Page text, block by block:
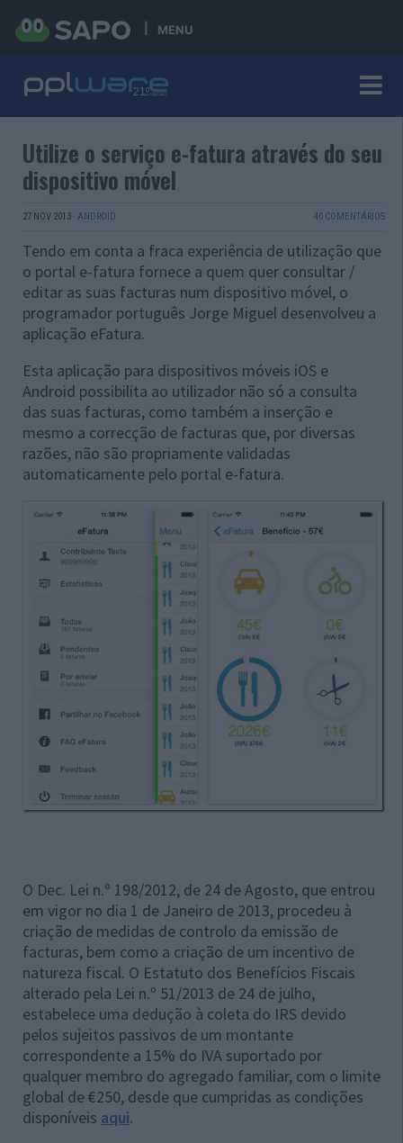
MENU
Utilize o serviço e-fatura através do seu
dispositivo móvel
27 NOV 2013 · ANDROID 40 COMENTÁRIOS
Tendo em conta a fraca experiência de utilização que
o portal e-fatura fornece a quem quer consultar /
editar as suas facturas num dispositivo móvel, o
programador português Jorge Miguel desenvolveu a
aplicação eFatura.
Esta aplicação para dispositivos móveis iOS e
Android possibilita ao utilizador não só a consulta
das suas facturas, como também a inserção e
mesmo a correcção de facturas que, por diversas
razões, não são propriamente validadas
automaticamente pelo portal e-fatura.
O Dec. Lei n.º 198/2012, de 24 de Agosto, que entrou
em vigor no dia 1 de Janeiro de 2013, procedeu à
criação de medidas de controlo da emissão de
facturas, bem como a criação de um incentivo de
natureza fiscal. O Estatuto dos Benefícios Fiscais
alterado pela Lei n.º 51/2013 de 24 de julho,
estabelece uma dedução à coleta do IRS devido
pelos sujeitos passivos de um montante
correspondente a 15% do IVA suportado por
qualquer membro do agregado familiar, com o limite
global de €250, desde que cumpridas as condições
disponíveis aqui.